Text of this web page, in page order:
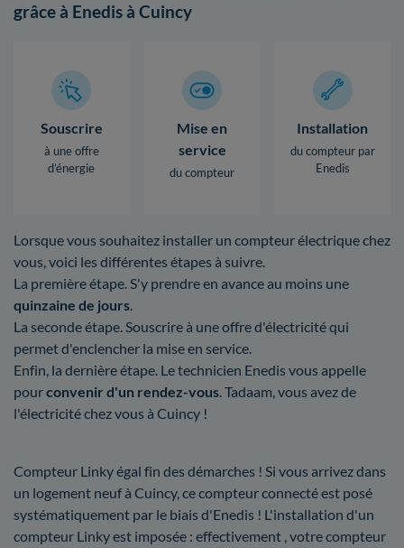
grâce à Enedis à Cuincy
Souscrire
à une offre
d’énergie
Mise en
service
du compteur
Installation
du compteur par
Enedis
Lorsque vous souhaitez installer un compteur électrique chez
vous, voici les différentes étapes à suivre.
La première étape. S'y prendre en avance au moins une
quinzaine de jours.
La seconde étape. Souscrire à une offre d'électricité qui
permet d'enclencher la mise en service.
Enfin, la dernière étape. Le technicien Enedis vous appelle
pourconvenir d'un rendez-vous. Tadaam, vous avez de
l'électricité chez vous à Cuincy !
Compteur Linky égal fin des démarches ! Si vous arrivez dans
un logement neuf à Cuincy, ce compteur connecté est posé
systématiquement par le biais d'Enedis ! L'installation d'un
compteur Linky est imposée : effectivement , votre compteur